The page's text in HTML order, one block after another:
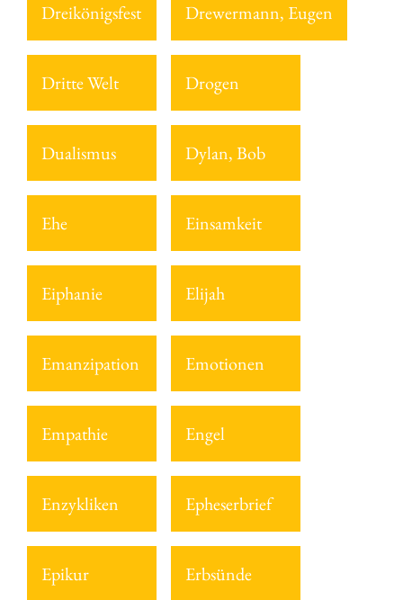
Dreikönigsfest Drewermann, Eugen
Dritte Welt Drogen
Dualismus Dylan, Bob
Ehe Einsamkeit
Eiphanie Elijah
Emanzipation Emotionen
Empathie Engel
Enzykliken Epheserbrief
Epikur Erbsünde